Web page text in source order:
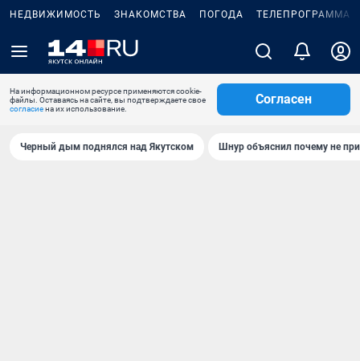
НЕДВИЖИМОСТЬ ЗНАКОМСТВА ПОГОДА ТЕЛЕПРОГРАММА
На информационном ресурсе применяются cookie-
файлы. Оставаясь на сайте, вы подтверждаете свое
согласиена их использование.
Согласен
Черный дым поднялся над Якутском Шнур объяснил почему не